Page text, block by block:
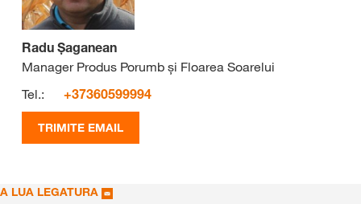
Radu Șaganean
Manager Produs Porumb și Floarea Soarelui
Tel.:
+37360599994
TRIMITE EMAIL
A LUA LEGATURA